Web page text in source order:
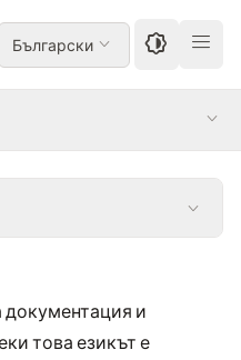
Български
документация и
това езикът е